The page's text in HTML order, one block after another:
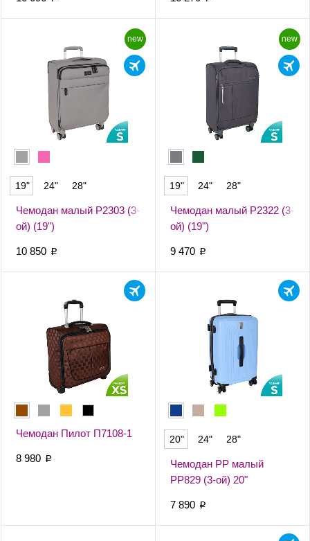
new
19" 24" 28"
Чемодан малый Р2303 (3-
ой) (19")
10 850 p
new
19" 24" 28"
Чемодан малый Р2322 (3-
ой) (19")
9 470 p
Чемодан Пилот П7108-1
8 980 p
20" 24" 28"
Чемодан PP малый
РР829 (3-ой) 20"
7 890 p